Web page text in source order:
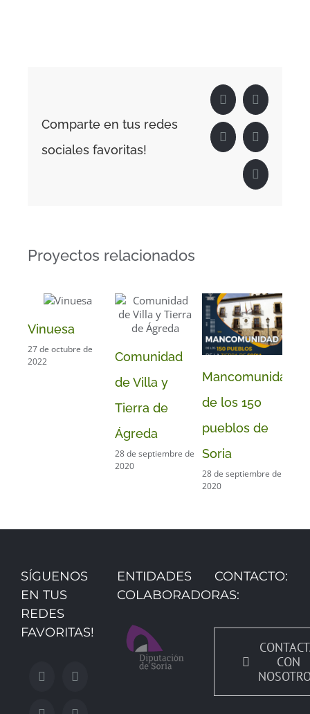
Comparte en tus redes
sociales favoritas!
Facebook
X
LinkedInWhatsApp
Correo
electrónico
Proyectos relacionados
Vinuesa
27 de octubre de
2022
Comunidad
de Villa y
Tierra de
Ágreda
28 de septiembre de
2020
Mancomunidad
de los 150
pueblos de
Soria
28 de septiembre de
2020
SÍGUENOS
EN TUS
REDES
FAVORITAS!
ENTIDADES
COLABORADORAS:
CONTACTO:
CON